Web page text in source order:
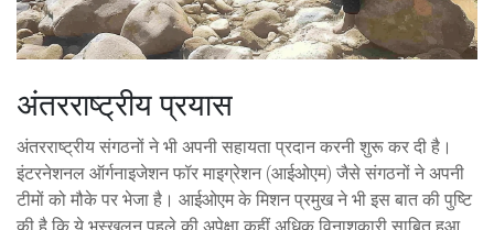
अंतरराष्ट्रीय प्रयास
अंतरराष्ट्रीय संगठनों ने भी अपनी सहायता प्रदान करनी शुरू कर दी है।
इंटरनेशनल ऑर्गनाइजेशन फॉर माइग्रेशन (आईओएम) जैसे संगठनों ने अपनी
टीमों को मौके पर भेजा है। आईओएम के मिशन प्रमुख ने भी इस बात की पुष्टि